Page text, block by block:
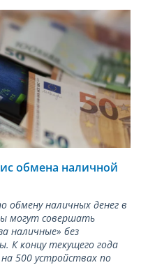
обмена наличной
обмену наличных денег в
могут совершать
наличные» без
К концу текущего года
500 устройствах по